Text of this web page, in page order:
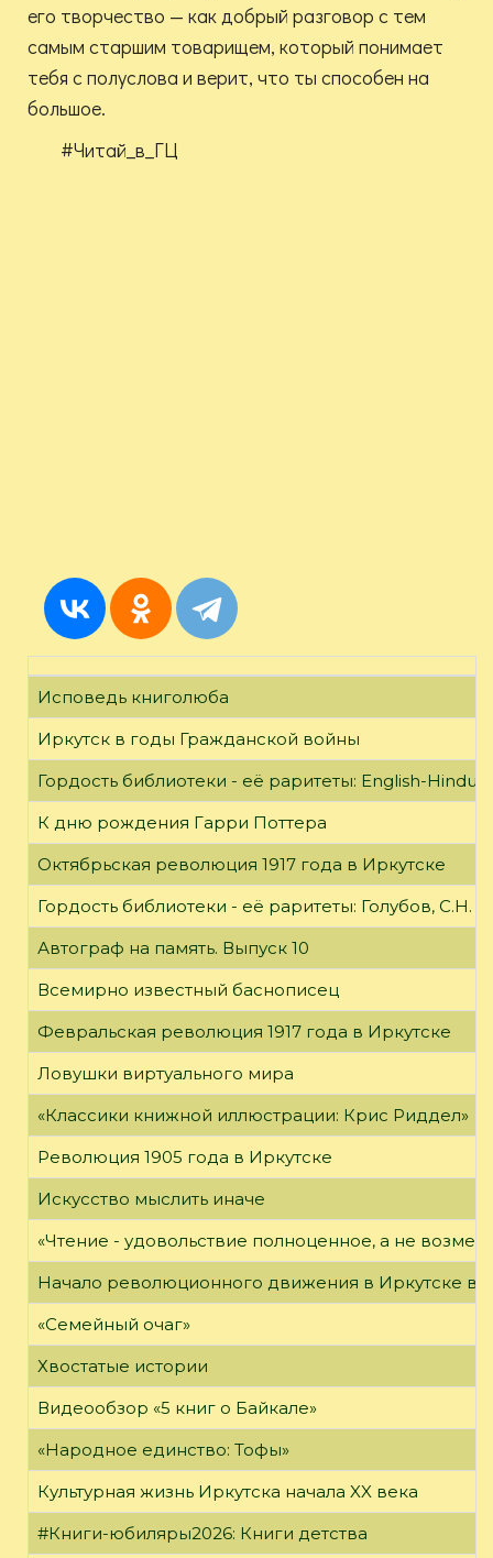
его творчество — как добрый разговор с тем
самым старшим товарищем, который понимает
тебя с полуслова и верит, что ты способен на
большое.
#Читай_в_ГЦ
Исповедь книголюба
Иркутск в годы Гражданской войны
Гордость библиотеки - её раритеты: English-
К дню рождения Гарри Поттера
Октябрьская революция 1917 года в Иркутске
Гордость библиотеки - её раритеты: Голубов, С.Н.
Автограф на память. Выпуск 10
Всемирно известный баснописец
Февральская революция 1917 года в Иркутске
Ловушки виртуального мира
«Классики книжной иллюстрации: Крис Риддел»
Революция 1905 года в Иркутске
Искусство мыслить иначе
«Чтение - удовольствие полноценное, а не
Начало революционного движения в Иркутске в
«Семейный очаг»
Хвостатые истории
Видеообзор «5 книг о Байкале»
«Народное единство: Тофы»
Культурная жизнь Иркутска начала XX века
#Книги-юбиляры2026: Книги детства